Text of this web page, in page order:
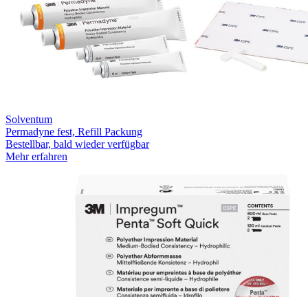
Solventum
Permadyne fest, Refill Packung
Bestellbar, bald wieder verfügbar
Mehr erfahren